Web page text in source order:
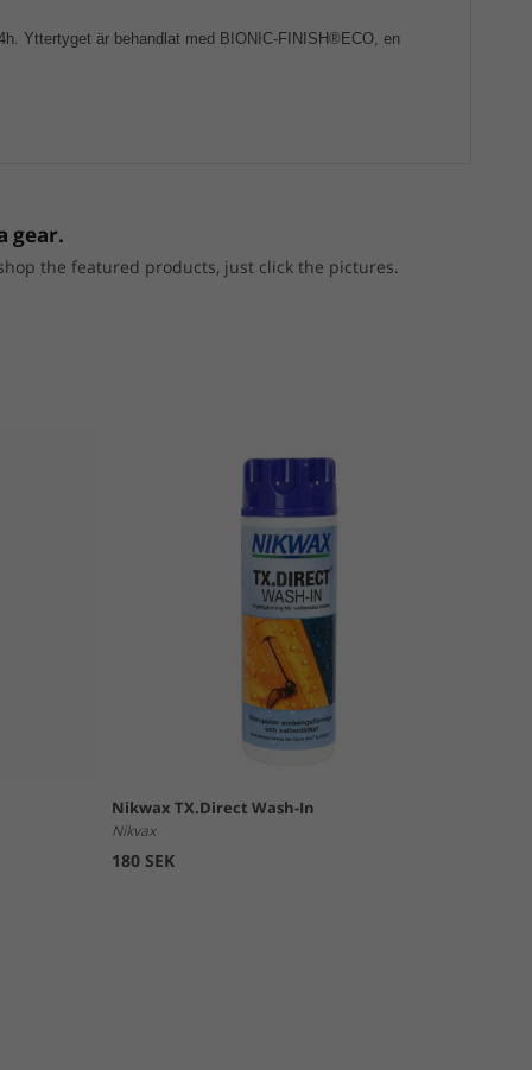
Yttertyget är behandlat med BIONIC-FINISH®ECO, en
gear.
the featured products, just click the pictures.
Nikwax TX.Direct Wash-In
Nikvax
180 SEK